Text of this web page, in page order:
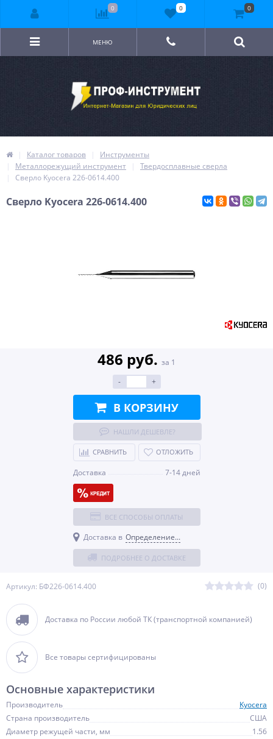
МЕНЮ
Каталог товаров
Инструменты
Металлорежущий инструмент
Твердосплавные сверла
Сверло Kyocera 226-0614.400
Сверло Kyocera 226-0614.400
Артикул: БФ226-0614.400 (0)
Доставка по России любой ТК (транспортной компанией)
Все товары сертифицированы
486 руб. за 1
-
+
В КОРЗИНУ
НАШЛИ ДЕШЕВЛЕ?
СРАВНИТЬ ОТЛОЖИТЬ
Доставка 7-14 дней
ВСЕ СПОСОБЫ ОПЛАТЫ
Доставка в Определение...
ПОДРОБНЕЕ О ДОСТАВКЕ
Основные характеристики
Производитель
Kyocera
Страна производитель
США
Диаметр режущей части, мм
1.56
0 0 0